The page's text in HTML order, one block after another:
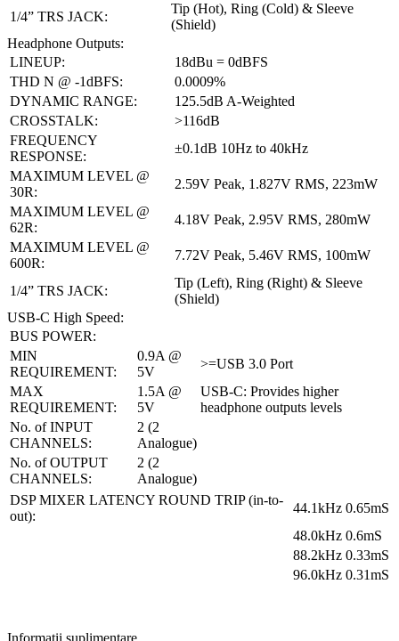
1/4” TRS JACK:
Tip (Hot), Ring (Cold) & Sleeve
(Shield)
Headphone Outputs:
LINEUP:
18dBu = 0dBFS
THD N @ -1dBFS:
0.0009%
DYNAMIC RANGE:
125.5dB A-Weighted
CROSSTALK:
>116dB
FREQUENCY
RESPONSE:
±0.1dB 10Hz to 40kHz
MAXIMUM LEVEL @
30R:
2.59V Peak, 1.827V RMS, 223mW
MAXIMUM LEVEL @
62R:
4.18V Peak, 2.95V RMS, 280mW
MAXIMUM LEVEL @
600R:
7.72V Peak, 5.46V RMS, 100mW
1/4” TRS JACK:
Tip (Left), Ring (Right) & Sleeve
(Shield)
USB-C High Speed:
BUS POWER:
MIN
REQUIREMENT:
0.9A @
5V
>=USB 3.0 Port
MAX
REQUIREMENT:
1.5A @
5V
USB-C: Provides higher
headphone outputs levels
No. of INPUT
CHANNELS:
2 (2
Analogue)
No. of OUTPUT
CHANNELS:
2 (2
Analogue)
DSP MIXER LATENCY ROUND TRIP (in-to-
out):
44.1kHz 0.65mS
48.0kHz 0.6mS
88.2kHz 0.33mS
96.0kHz 0.31mS